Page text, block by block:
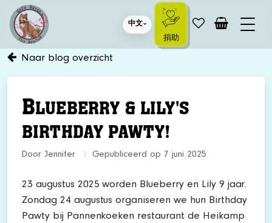
中文
捐助
Naar blog overzicht
BLUEBERRY & LILY'S
BIRTHDAY PAWTY!
Door Jennifer Gepubliceerd op 7 juni 2025
23 augustus 2025 worden Blueberry en Lily 9 jaar.
Zondag 24 augustus organiseren we hun Birthday
Pawty bij Pannenkoeken restaurant de Heikamp